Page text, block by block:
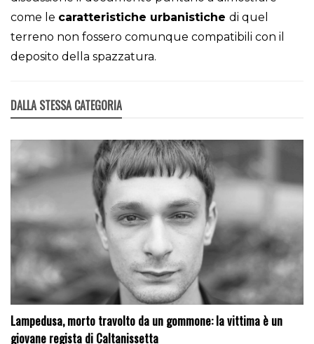
come le caratteristiche urbanistiche di quel
terreno non fossero comunque compatibili con il
deposito della spazzatura.
DALLA STESSA CATEGORIA
Lampedusa, morto travolto da un gommone: la vittima è un
giovane regista di Caltanissetta